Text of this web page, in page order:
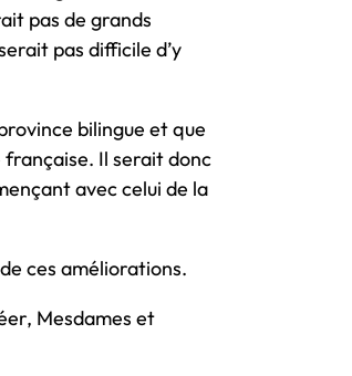
pas de grands
pas difficile d’y
bilingue et que
Il serait donc
avec celui de la
ces améliorations.
Mesdames et